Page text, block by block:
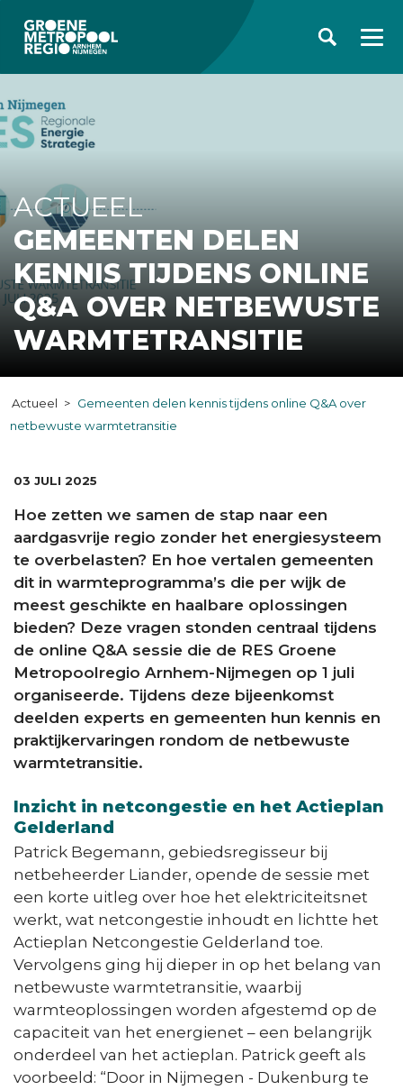
ACTUEEL
GEMEENTEN DELEN
KENNIS TIJDENS ONLINE
Q&A OVER NETBEWUSTE
WARMTETRANSITIE
Actueel
Gemeenten delen kennis tijdens online Q&A over
netbewuste warmtetransitie
DATUM:
03 JULI 2025
Hoe zetten we samen de stap naar een
aardgasvrije regio zonder het energiesysteem
te overbelasten? En hoe vertalen gemeenten
dit in warmteprogramma’s die per wijk de
meest geschikte en haalbare oplossingen
bieden? Deze vragen stonden centraal tijdens
de online Q&A sessie die de RES Groene
Metropoolregio Arnhem-Nijmegen op 1 juli
organiseerde. Tijdens deze bijeenkomst
deelden experts en gemeenten hun kennis en
praktijkervaringen rondom de netbewuste
warmtetransitie.
Inzicht in netcongestie en het Actieplan
Gelderland
Patrick Begemann, gebiedsregisseur bij
netbeheerder Liander, opende de sessie met
een korte uitleg over hoe het elektriciteitsnet
werkt, wat netcongestie inhoudt en lichtte het
Actieplan Netcongestie Gelderland toe.
Vervolgens ging hij dieper in op het belang van
netbewuste warmtetransitie, waarbij
warmteoplossingen worden afgestemd op de
capaciteit van het energienet – een belangrijk
onderdeel van het actieplan. Patrick geeft als
voorbeeld: “Door in Nijmegen - Dukenburg te